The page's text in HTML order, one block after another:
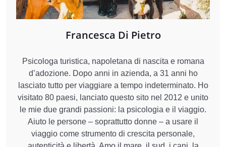
Francesca Di Pietro
Psicologa turistica, napoletana di nascita e romana
d’adozione. Dopo anni in azienda, a 31 anni ho
lasciato tutto per viaggiare a tempo indeterminato. Ho
visitato 80 paesi, lanciato questo sito nel 2012 e unito
le mie due grandi passioni: la psicologia e il viaggio.
Aiuto le persone – soprattutto donne – a usare il
viaggio come strumento di crescita personale,